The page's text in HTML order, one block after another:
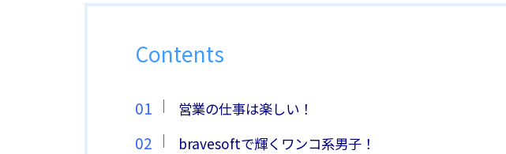
Contents
営業の仕事は楽しい！
bravesoftで輝くワンコ系男子！